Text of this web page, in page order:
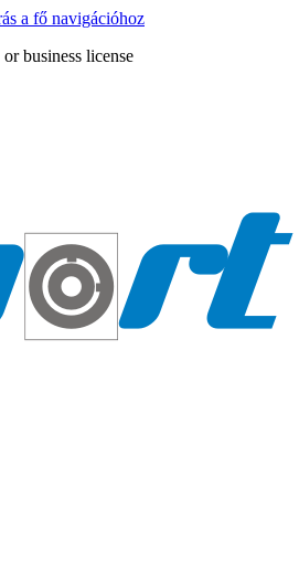
a fő navigációhoz
business license